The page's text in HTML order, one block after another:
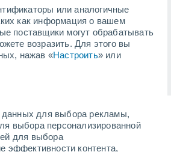
или аналогичные
как информация о вашем
поставщики могут обрабатывать
возразить. Для этого вы
нажав «Настроить» или
данных для выбора рекламы,
выбора персонализированной
для выбора
эффективности контента,
склона
склона